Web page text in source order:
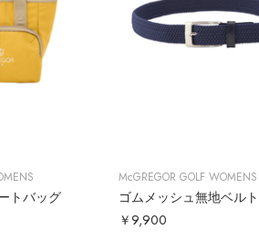
トバッグ
McGREGOR GOLF WOMENS
￥9,900